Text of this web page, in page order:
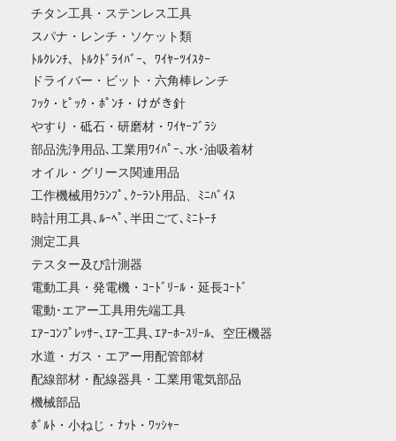
チタン工具・ステンレス工具
スパナ・レンチ・ソケット類
ﾄﾙｸﾚﾝﾁ、ﾄﾙｸﾄﾞﾗｲﾊﾞｰ、ﾜｲﾔｰﾂｲｽﾀｰ
ドライバー・ビット・六角棒レンチ
ﾌｯｸ・ﾋﾟｯｸ・ﾎﾟﾝﾁ・けがき針
やすり・砥石・研磨材・ﾜｲﾔｰﾌﾞﾗｼ
部品洗浄用品､工業用ﾜｲﾊﾟｰ､水･油吸着材
オイル・グリース関連用品
工作機械用ｸﾗﾝﾌﾟ､ｸｰﾗﾝﾄ用品、ﾐﾆﾊﾞｲｽ
時計用工具､ﾙｰﾍﾟ､半田ごて､ﾐﾆﾄｰﾁ
測定工具
テスター及び計測器
電動工具・発電機・ｺｰﾄﾞﾘｰﾙ・延長ｺｰﾄﾞ
電動･エアー工具用先端工具
ｴｱｰｺﾝﾌﾟﾚｯｻｰ､ｴｱｰ工具､ｴｱｰﾎｰｽﾘｰﾙ、空圧機器
水道・ガス・エアー用配管部材
配線部材・配線器具・工業用電気部品
機械部品
ﾎﾞﾙﾄ・小ねじ・ﾅｯﾄ・ﾜｯｼｬｰ